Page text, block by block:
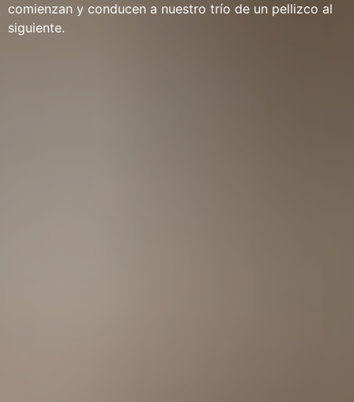
comienzan y conducen a nuestro trío de un pellizco al
siguiente.